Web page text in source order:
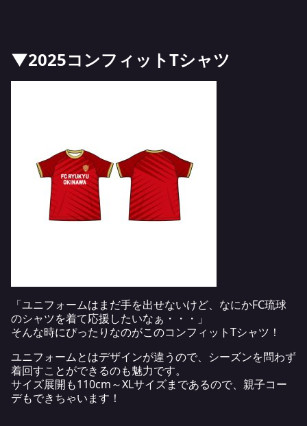
▼2025コンフィットTシャツ
「ユニフォームはまだ手を出せないけど、なにかFC琉球
のシャツを着て応援したいなぁ・・・」
そんな時にぴったりなのがこのコンフィットTシャツ！
ユニフォームとはデザインが違うので、シーズンを問わず
着回すことができるのも魅力です。
サイズ展開も110cm～XLサイズまであるので、親子コー
デもできちゃいます！